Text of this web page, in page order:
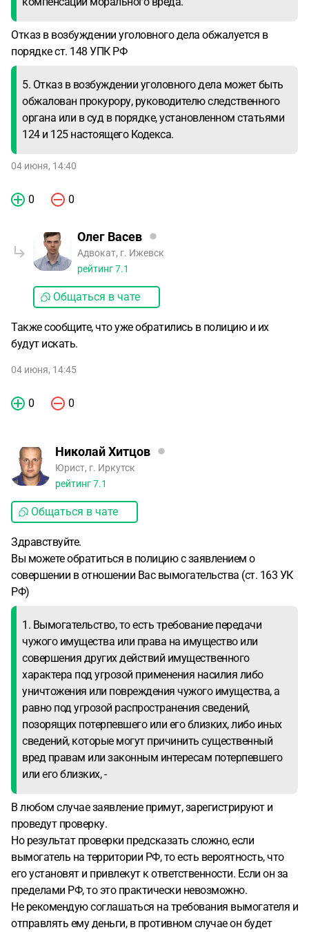
Отказ в возбуждении уголовного дела обжалуется в
порядке ст. 148 УПК РФ
5. Отказ в возбуждении уголовного дела может быть
обжалован прокурору, руководителю следственного
органа или в суд в порядке, установленном статьями
124 и 125 настоящего Кодекса.
04 июня, 14:40
0 0
Олег Васев
Адвокат, г. Ижевск
рейтинг7.1
Общаться в чате
Также сообщите, что уже обратились в полицию и их
будут искать.
04 июня, 14:45
0 0
Николай Хитцов
Юрист, г. Иркутск
рейтинг7.1
Общаться в чате
Здравствуйте.
Вы можете обратиться в полицию с заявлением о
совершении в отношении Вас вымогательства (ст. 163 УК
РФ)
1. Вымогательство, то есть требование передачи
чужого имущества или права на имущество или
совершения других действий имущественного
характера под угрозой применения насилия либо
уничтожения или повреждения чужого имущества, а
равно под угрозой распространения сведений,
позорящих потерпевшего или его близких, либо иных
сведений, которые могут причинить существенный
вред правам или законным интересам потерпевшего
или его близких, -
В любом случае заявление примут, зарегистрируют и
проведут проверку.
Но результат проверки предсказать сложно, если
вымогатель на территории РФ, то есть вероятность, что
его установят и привлекут к ответственности. Если он за
пределами РФ, то это практически невозможно.
Не рекомендую соглашаться на требования вымогателя и
отправлять ему деньги, в противном случае он будет